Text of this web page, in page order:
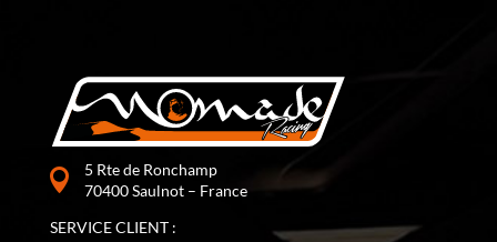
5 Rte de Ronchamp
70400 Saulnot – France
SERVICE CLIENT :